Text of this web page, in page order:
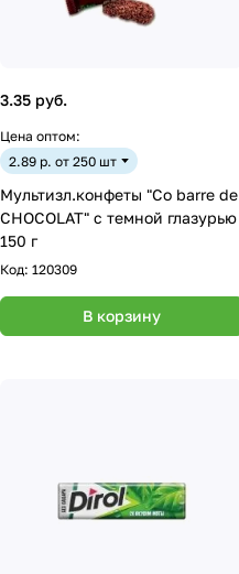
3.35 руб.
Цена оптом:
2.89 р. от 250 шт
Мультизл.конфеты "Co barre de
CHOCOLAT" с темной глазурью
150 г
Код: 120309
В корзину